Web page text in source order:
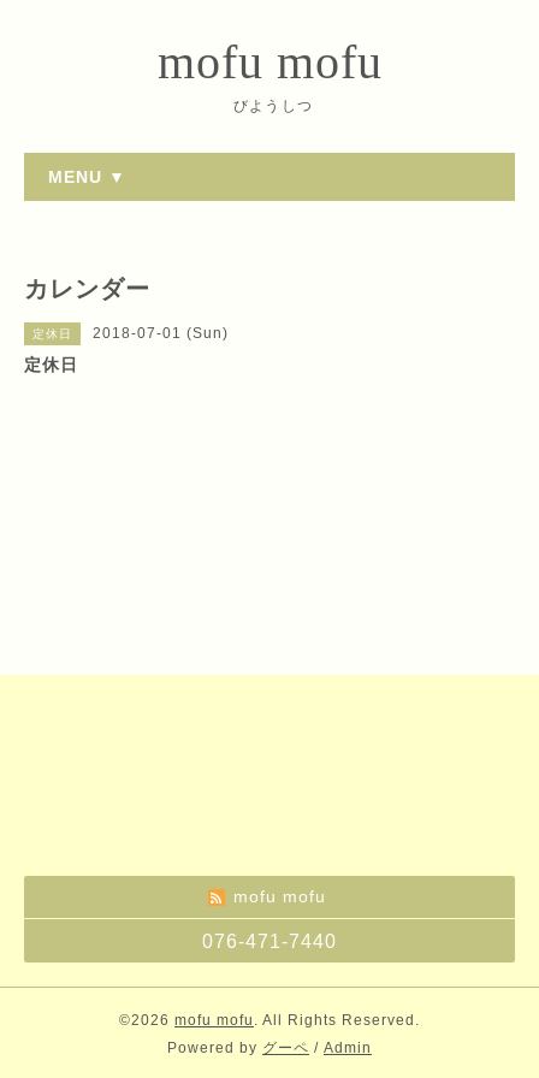
mofu mofu
びようしつ
MENU ▼
カレンダー
定休日 2018-07-01 (Sun)
定休日
mofu mofu
076-471-7440
©2026 mofu mofu . All Rights Reserved.
Powered by グーペ / Admin